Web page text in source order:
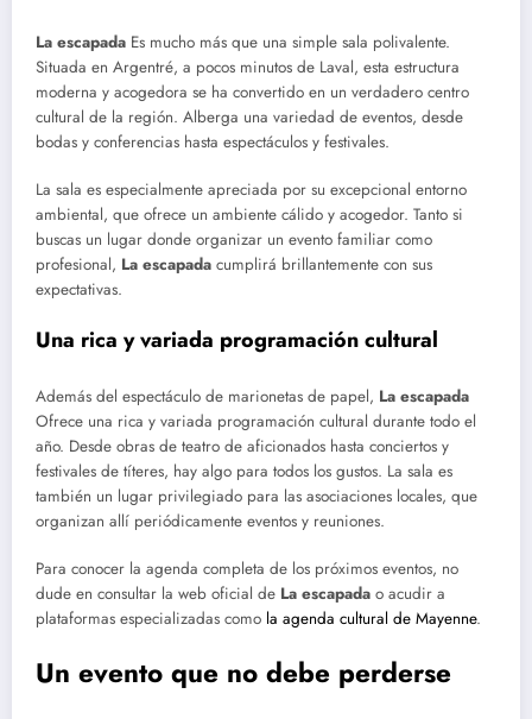
La escapada Es mucho más que una simple sala polivalente.
Situada en Argentré, a pocos minutos de Laval, esta estructura
moderna y acogedora se ha convertido en un verdadero centro
cultural de la región. Alberga una variedad de eventos, desde
bodas y conferencias hasta espectáculos y festivales.
La sala es especialmente apreciada por su excepcional entorno
ambiental, que ofrece un ambiente cálido y acogedor. Tanto si
buscas un lugar donde organizar un evento familiar como
profesional, La escapada cumplirá brillantemente con sus
expectativas.
Una rica y variada programación cultural
Además del espectáculo de marionetas de papel, La escapada
Ofrece una rica y variada programación cultural durante todo el
año. Desde obras de teatro de aficionados hasta conciertos y
festivales de títeres, hay algo para todos los gustos. La sala es
también un lugar privilegiado para las asociaciones locales, que
organizan allí periódicamente eventos y reuniones.
Para conocer la agenda completa de los próximos eventos, no
dude en consultar la web oficial de La escapada o acudir a
plataformas especializadas como la agenda cultural de Mayenne.
Un evento que no debe perderse